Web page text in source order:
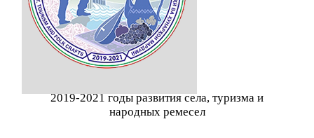
2019-2021 годы развития села, туризма и
народных ремесел